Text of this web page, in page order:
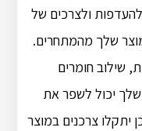
ולצרכים של
שלך מהמתחרים.
שילוב חומרים
שלך יכול לשפר את
יתקלו צרכנים במוצר